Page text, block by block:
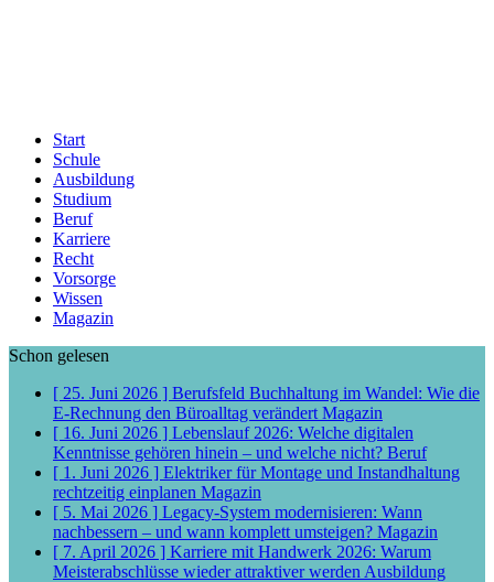
Start
Schule
Ausbildung
Studium
Beruf
Karriere
Recht
Vorsorge
Wissen
Magazin
Schon gelesen
[ 25. Juni 2026 ] Berufsfeld Buchhaltung im Wandel: Wie die
E-Rechnung den Büroalltag verändert Magazin
[ 16. Juni 2026 ] Lebenslauf 2026: Welche digitalen
Kenntnisse gehören hinein – und welche nicht? Beruf
[ 1. Juni 2026 ] Elektriker für Montage und Instandhaltung
rechtzeitig einplanen Magazin
[ 5. Mai 2026 ] Legacy-System modernisieren: Wann
nachbessern – und wann komplett umsteigen? Magazin
[ 7. April 2026 ] Karriere mit Handwerk 2026: Warum
Meisterabschlüsse wieder attraktiver werden Ausbildung